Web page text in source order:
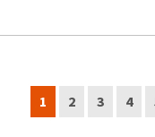
1 2 3 4